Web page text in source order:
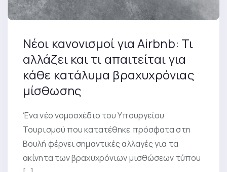
Νέοι κανονισμοί για Airbnb: Τι
αλλάζει και τι απαιτείται για
κάθε κατάλυμα βραχυχρόνιας
μίσθωσης
Ένα νέο νομοσχέδιο του Υπουργείου
Τουρισμού που κατατέθηκε πρόσφατα στη
Βουλή φέρνει σημαντικές αλλαγές για τα
ακίνητα των βραχυχρόνιων μισθώσεων τύπου